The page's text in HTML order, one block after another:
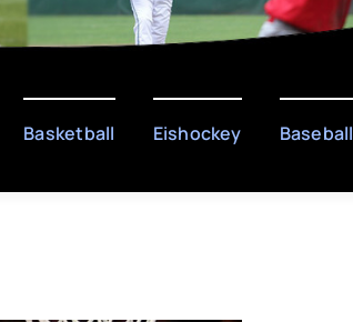
Basketball Eishockey Baseball